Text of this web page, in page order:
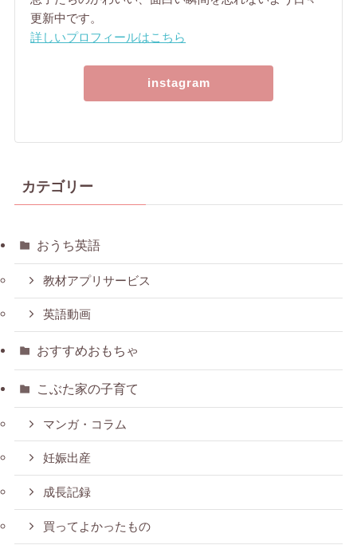
更新中です。
詳しいプロフィールはこちら
instagram
カテゴリー
おうち英語
教材アプリサービス
英語動画
おすすめおもちゃ
こぶた家の子育て
マンガ・コラム
妊娠出産
成長記録
買ってよかったもの